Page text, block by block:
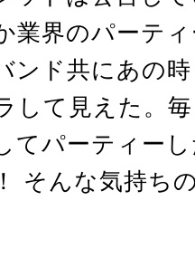
業界のパーテ
ンド共にあの
して見えた。
てパーティー
そんな気持ち